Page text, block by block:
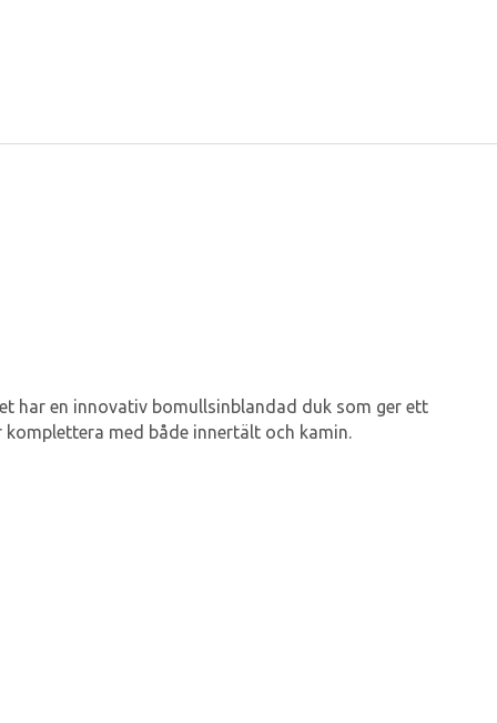
har en innovativ bomullsinblandad duk som ger ett
med både innertält och kamin.